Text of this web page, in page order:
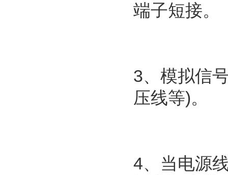
端子短接。
3、模拟信
压线等)。
4、当电源